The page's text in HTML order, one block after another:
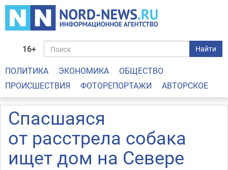
16+ Найти
ПОЛИТИКА ЭКОНОМИКА
ОБЩЕСТВО
ПРОИСШЕСТВИЯ
ФОТОРЕПОРТАЖИ АВТОРСКОЕ
Спасшаяся
от расстрела собака
ищет дом на Севере